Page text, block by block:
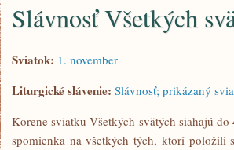
Slávnosť Všetkých
Sviatok: 1. november
Liturgické slávenie: Slávnosť; prikázaný
Korene sviatku Všetkých svätých siahajú
spomienka na všetkých tých, ktorí